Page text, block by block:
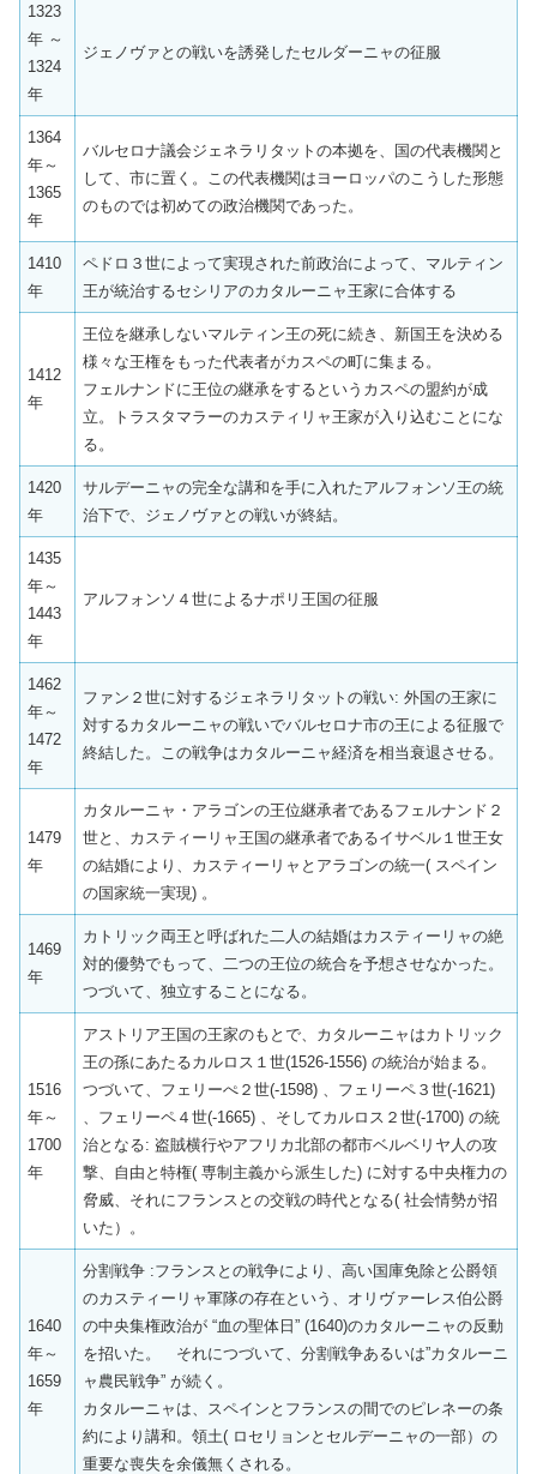
1323
年 ～
1324
年
ジェノヴァとの戦いを誘発したセルダーニャの征服
1364
年～
1365
年
バルセロナ議会ジェネラリタットの本拠を、国の代表機関と
して、市に置く。この代表機関はヨーロッパのこうした形態
のものでは初めての政治機関であった。
1410
年
ペドロ３世によって実現された前政治によって、マルティン
王が統治するセシリアのカタルーニャ王家に合体する
1412
年
王位を継承しないマルティン王の死に続き、新国王を決める
様々な王権をもった代表者がカスペの町に集まる。
フェルナンドに王位の継承をするというカスペの盟約が成
立。トラスタマラーのカスティリャ王家が入り込むことにな
る。
1420
年
サルデーニャの完全な講和を手に入れたアルフォンソ王の統
治下で、ジェノヴァとの戦いが終結。
1435
年～
1443
年
アルフォンソ４世によるナポリ王国の征服
1462
年～
1472
年
ファン２世に対するジェネラリタットの戦い: 外国の王家に
対するカタルーニャの戦いでバルセロナ市の王による征服で
終結した。この戦争はカタルーニャ経済を相当衰退させる。
1479
年
カタルーニャ・アラゴンの王位継承者であるフェルナンド２
世と、カスティーリャ王国の継承者であるイサベル１世王女
の結婚により、カスティーリャとアラゴンの統一( スペイン
の国家統一実現) 。
1469
年
カトリック両王と呼ばれた二人の結婚はカスティーリャの絶
対的優勢でもって、二つの王位の統合を予想させなかった。
つづいて、独立することになる。
1516
年～
1700
年
アストリア王国の王家のもとで、カタルーニャはカトリック
王の孫にあたるカルロス１世(1526-1556) の統治が始まる。
つづいて、フェリーぺ２世(-1598) 、フェリーペ３世(-1621)
、フェリーペ４世(-1665) 、そしてカルロス２世(-1700) の統
治となる: 盗賊横行やアフリカ北部の都市ベルベリヤ人の攻
撃、自由と特権( 専制主義から派生した) に対する中央権力の
脅威、それにフランスとの交戦の時代となる( 社会情勢が招
いた）。
1640
年～
1659
年
分割戦争 :フランスとの戦争により、高い国庫免除と公爵領
のカスティーリャ軍隊の存在という、オリヴァーレス伯公爵
の中央集権政治が “血の聖体日” (1640)のカタルーニャの反動
を招いた。 それにつづいて、分割戦争あるいは”カタルーニ
ャ農民戦争” が続く。
カタルーニャは、スペインとフランスの間でのピレネーの条
約により講和。領土( ロセリョンとセルデーニャの一部）の
重要な喪失を余儀無くされる。